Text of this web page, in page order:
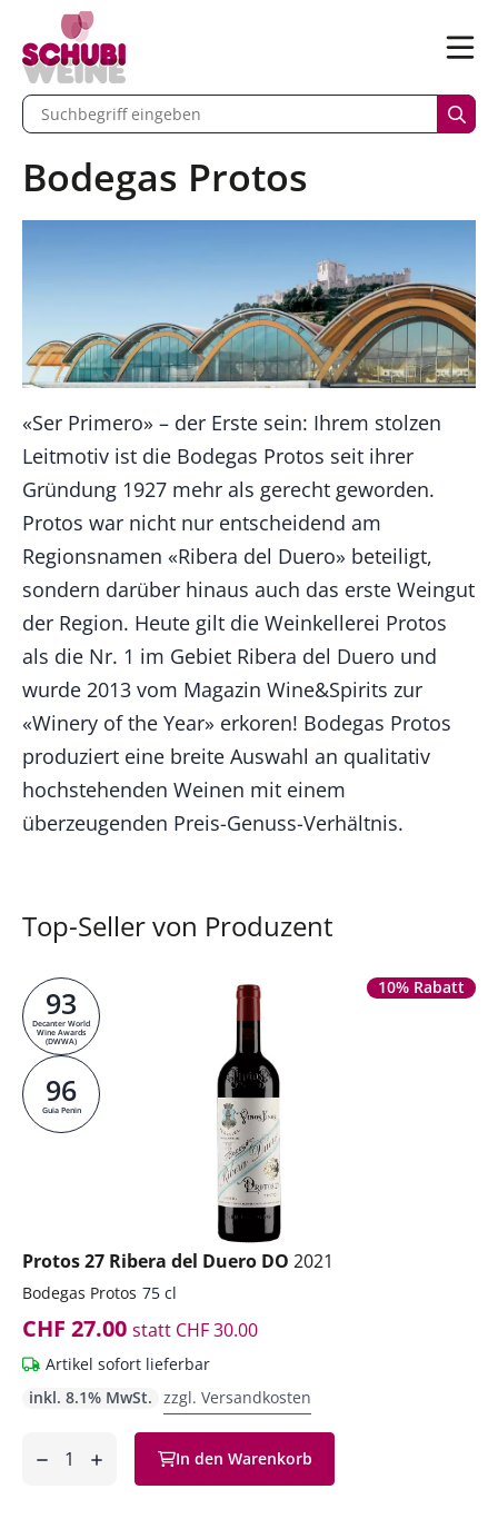
Menü
eingeben
Bodegas Protos
«Ser Primero» – der Erste sein: Ihrem stolzen
Leitmotiv ist die Bodegas Protos seit ihrer
Gründung 1927 mehr als gerecht geworden.
Protos war nicht nur entscheidend am
Regionsnamen «Ribera del Duero» beteiligt,
sondern darüber hinaus auch das erste Weingut
der Region. Heute gilt die Weinkellerei Protos
als die Nr. 1 im Gebiet Ribera del Duero und
wurde 2013 vom Magazin Wine&Spirits zur
«Winery of the Year» erkoren! Bodegas Protos
produziert eine breite Auswahl an qualitativ
hochstehenden Weinen mit einem
überzeugenden Preis-Genuss-Verhältnis.
Top-Seller von Produzent
10% Rabatt
93
Decanter World
Wine Awards
(DWWA)
96
Guia Penin
Protos 27 Ribera del Duero DO 2021
Bodegas Protos 75 cl
CHF 27.00 statt CHF 30.00
Artikel sofort lieferbar
inkl. 8.1% MwSt. zzgl. Versandkosten
In den Warenkorb